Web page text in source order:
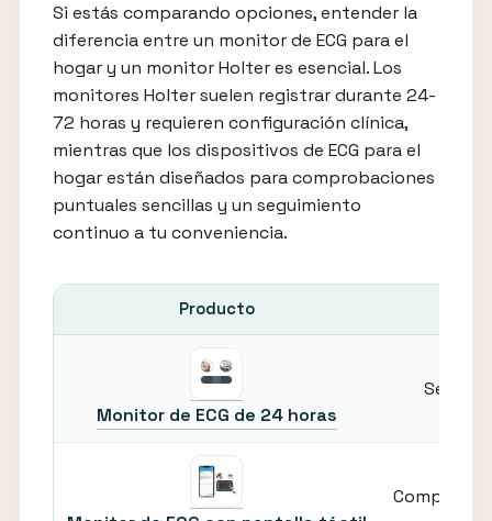
Si estás comparando opciones, entender la
diferencia entre un monitor de ECG para el
hogar y un monitor Holter es esencial. Los
monitores Holter suelen registrar durante 24-
72 horas y requieren configuración clínica,
mientras que los dispositivos de ECG para el
hogar están diseñados para comprobaciones
puntuales sencillas y un seguimiento
continuo a tu conveniencia.
Producto
Monitor de ECG de 24 horas